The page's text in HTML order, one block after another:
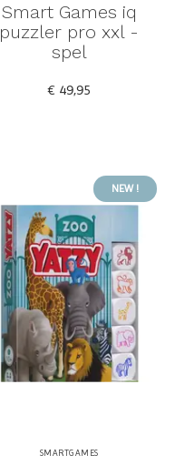
Smart Games iq
puzzler pro xxl -
spel
€ 49,95
NEW !
SMARTGAMES